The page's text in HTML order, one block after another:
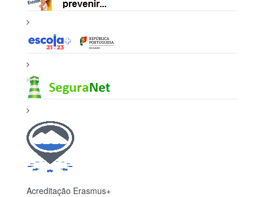
Acreditação Erasmus+